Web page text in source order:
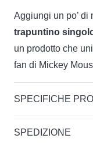
Aggiungi un po’ di
trapuntino
un prodotto che
fan di Mickey
SPECIFICHE
SPEDIZIONE